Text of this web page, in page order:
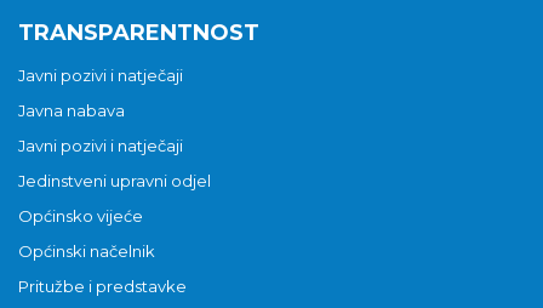
TRANSPARENTNOST
Javni pozivi i natječaji
Javna nabava
Javni pozivi i natječaji
Jedinstveni upravni odjel
Općinsko vijeće
Općinski načelnik
Pritužbe i predstavke